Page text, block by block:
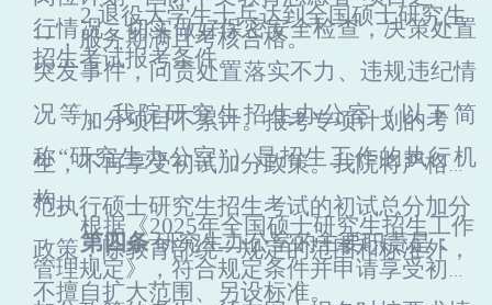
行情况，切实做好保密安全检查，决策处置
突发事件，问责处置落实不力、违规违纪情
况等。我院研究生招生办公室（以下简
称“研究生办公室”）是招生工作的执行机
构。
第四条研究生办公室的主要职责是：
一，服务期满且考核合格。
2.退役大学生士兵达到全国硕士研究生
招生考试报考条件。
加分项目不累计。报考专项计划的考
生，不再享受初试加分政策。我院将严格规
范执行硕士研究生招生考试的初试总分加分
政策，除教育部统一规定的范围和标准外，
不擅自扩大范围、另设标准。
根据《2025年全国硕士研究生招生工作
管理规定》，符合规定条件并申请享受初试